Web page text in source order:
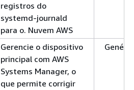
registros do
systemd-journald
para o. Nuvem AWS
Gerencie o dispositivo
principal com AWS
Systems Manager, o
que permite corrigir